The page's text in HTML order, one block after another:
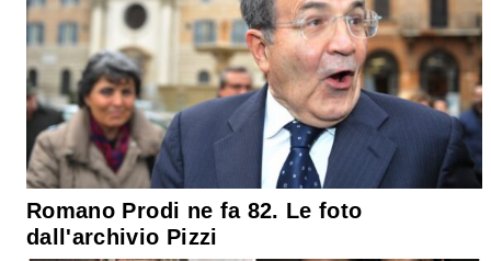
Romano Prodi ne fa 82. Le foto
dall'archivio Pizzi